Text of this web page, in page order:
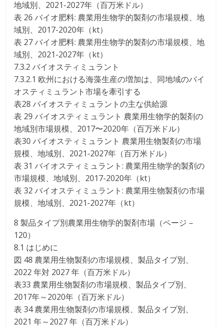
地域別、2021-2027年（百万米ドル）
表 26 バイオ肥料: 農業用生物学的製剤の市場規模、地
域別、2017-2020年（kt）
表 27 バイオ肥料: 農業用生物学的製剤の市場規模、地
域別、2021-2027年（kt）
7.3.2 バイオスティミュラント
7.3.2.1 欧州における海藻生産の増加は、同地域のバイ
オスティミュラント市場を牽引する
表28 バイオスティミュラントの主な供給源
表 29 バイオスティミュラント 農業用生物学的製剤の
地域別市場規模、2017〜2020年（百万米ドル）
表30 バイオスティミュラント 農業用生物製剤の市場
規模、地域別、2021-2027年（百万米ドル）
表 31 バイオスティミュラント: 農業用生物学的製剤の
市場規模、地域別、2017-2020年（kt）
表 32 バイオスティミュラント: 農業用生物製剤の市場
規模、地域別、2021-2027年（kt）
8 製品タイプ別農業用生物学的製剤市場（ページ –
120）
8.1 はじめに
図 48 農業用生物製剤の市場規模、製品タイプ別、
2022 年対 2027 年（百万米ドル）
表33 農業用生物製剤の市場規模、製品タイプ別、
2017年～2020年（百万米ドル）
表 34 農業用生物製剤の市場規模、製品タイプ別、
2021 年～2027 年（百万米ドル）